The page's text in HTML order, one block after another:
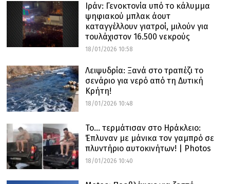
Ιράν: Γενοκτονία υπό το κάλυμμα
ψηφιακού μπλακ άουτ
καταγγέλλουν γιατροί, μιλούν για
τουλάχιστον 16.500 νεκρούς
18/01/2026 10:58
Λειψυδρία: Ξανά στο τραπέζι το
σενάριο για νερό από τη Δυτική
Κρήτη!
18/01/2026 10:48
Το… τερμάτισαν στο Ηράκλειο:
Έπλυναν με μάνικα τον γαμπρό σε
πλυντήριο αυτοκινήτων! | Photos
18/01/2026 10:40